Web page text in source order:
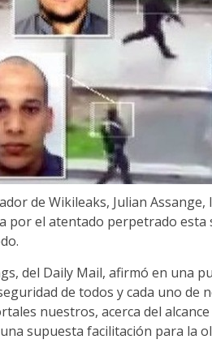
de Wikileaks, Julian
por el atentado perpetrado esta
del Daily Mail, afirmó en una
de todos y cada uno de
nuestros, acerca del
supuesta facilitación para la